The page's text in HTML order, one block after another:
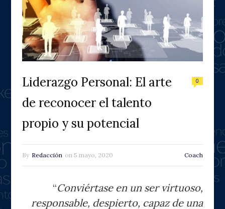
Liderazgo Personal: El arte
de reconocer el talento
propio y su potencial
0
By Redacción on 5 mayo, 2020 Coach
“Conviértase en un ser virtuoso,
responsable, despierto, capaz de una